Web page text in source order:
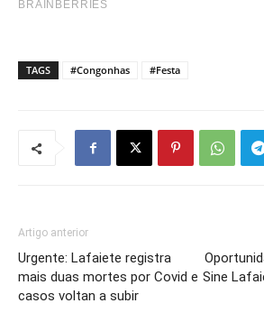
TAGS #Congonhas #Festa
Artigo anterior
Urgente: Lafaiete registra
mais duas mortes por Covid e
casos voltan a subir
Sine